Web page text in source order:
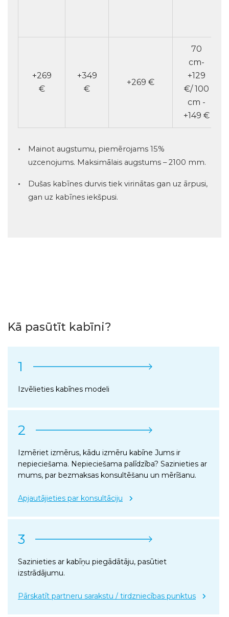
+269
€
+349
€
+269 €
70
cm-
+129
€/ 100
cm -
+149 €
Mainot augstumu, piemērojams 15%
uzcenojums. Maksimālais augstums – 2100 mm.
Dušas kabīnes durvis tiek virinātas gan uz ārpusi,
gan uz kabīnes iekšpusi.
Kā pasūtīt kabīni?
1
Izvēlieties kabīnes modeli
2
Izmēriet izmērus, kādu izmēru kabīne Jums ir
nepieciešama. Nepieciešama palīdzība? Sazinieties ar
mums, par bezmaksas konsultēšanu un mērīšanu.
Apjautājieties par konsultāciju
3
Sazinieties ar kabīņu piegādātāju, pasūtiet
izstrādājumu.
Pārskatīt partneru sarakstu / tirdzniecības punktus